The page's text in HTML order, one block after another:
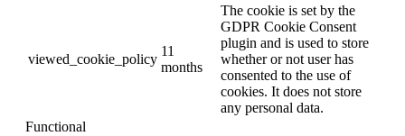
viewed_cookie_policy
11
months
The cookie is set by the
GDPR Cookie Consent
plugin and is used to store
whether or not user has
consented to the use of
cookies. It does not store
any personal data.
Functional